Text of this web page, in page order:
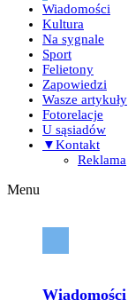
Wiadomości
Kultura
Na sygnale
Sport
Felietony
Zapowiedzi
Wasze artykuły
Fotorelacje
U sąsiadów
▼Kontakt
Reklama
Menu
Wiadomości